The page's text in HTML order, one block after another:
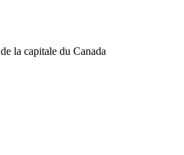
la capitale du Canada